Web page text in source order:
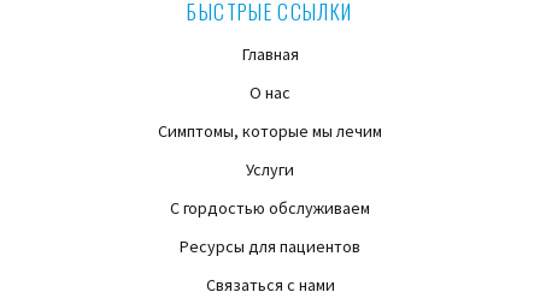
БЫСТРЫЕ ССЫЛКИ
Главная
О нас
Симптомы, которые мы лечим
Услуги
С гордостью обслуживаем
Ресурсы для пациентов
Связаться с нами